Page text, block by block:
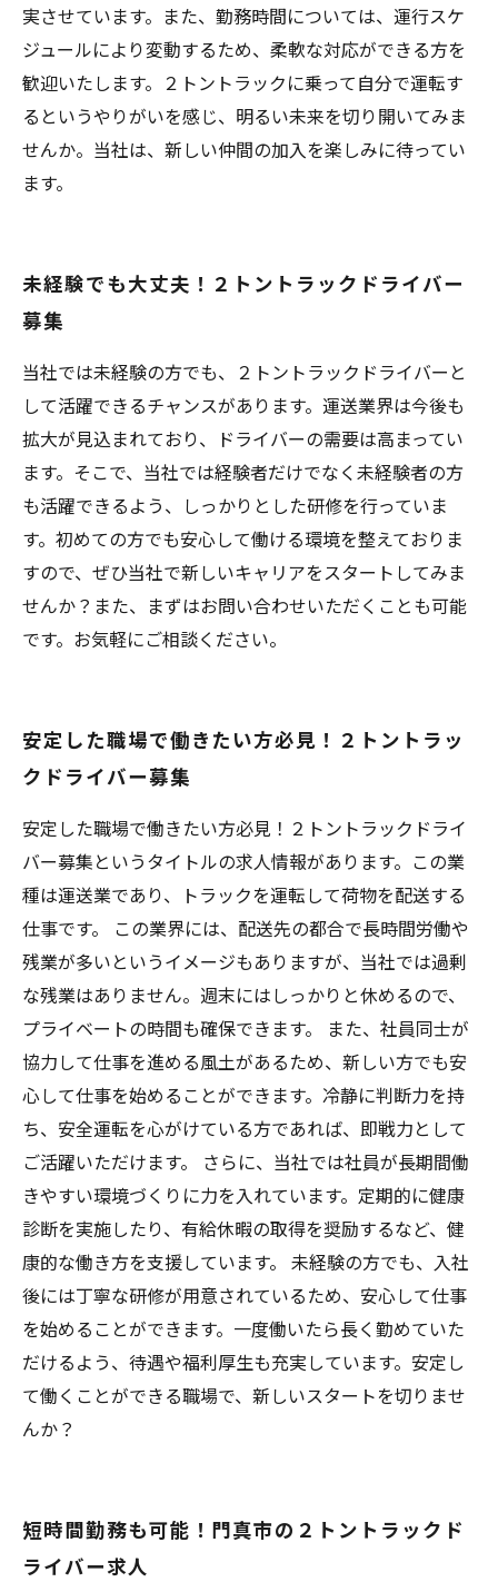
実させています。また、勤務時間については、運行スケ
ジュールにより変動するため、柔軟な対応ができる方を
歓迎いたします。２トントラックに乗って自分で運転す
るというやりがいを感じ、明るい未来を切り開いてみま
せんか。当社は、新しい仲間の加入を楽しみに待ってい
ます。
未経験でも大丈夫！２トントラックドライバー
募集
当社では未経験の方でも、２トントラックドライバーと
して活躍できるチャンスがあります。運送業界は今後も
拡大が見込まれており、ドライバーの需要は高まってい
ます。そこで、当社では経験者だけでなく未経験者の方
も活躍できるよう、しっかりとした研修を行っていま
す。初めての方でも安心して働ける環境を整えておりま
すので、ぜひ当社で新しいキャリアをスタートしてみま
せんか？また、まずはお問い合わせいただくことも可能
です。お気軽にご相談ください。
安定した職場で働きたい方必見！２トントラッ
クドライバー募集
安定した職場で働きたい方必見！２トントラックドライ
バー募集というタイトルの求人情報があります。この業
種は運送業であり、トラックを運転して荷物を配送する
仕事です。 この業界には、配送先の都合で長時間労働や
残業が多いというイメージもありますが、当社では過剰
な残業はありません。週末にはしっかりと休めるので、
プライベートの時間も確保できます。 また、社員同士が
協力して仕事を進める風土があるため、新しい方でも安
心して仕事を始めることができます。冷静に判断力を持
ち、安全運転を心がけている方であれば、即戦力として
ご活躍いただけます。 さらに、当社では社員が長期間働
きやすい環境づくりに力を入れています。定期的に健康
診断を実施したり、有給休暇の取得を奨励するなど、健
康的な働き方を支援しています。 未経験の方でも、入社
後には丁寧な研修が用意されているため、安心して仕事
を始めることができます。一度働いたら長く勤めていた
だけるよう、待遇や福利厚生も充実しています。安定し
て働くことができる職場で、新しいスタートを切りませ
んか？
短時間勤務も可能！門真市の２トントラックド
ライバー求人